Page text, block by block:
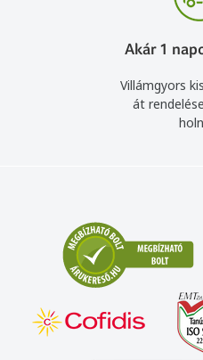
Akár 1
Villámgyors
át